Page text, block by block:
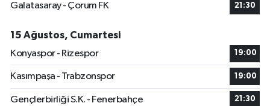
Galatasaray - Çorum FK
21:30
15 Ağustos, Cumartesi
Konyaspor - Rizespor
19:00
Kasımpaşa - Trabzonspor 19:00
Gençlerbirliği S.K. - Fenerbahçe 21:30